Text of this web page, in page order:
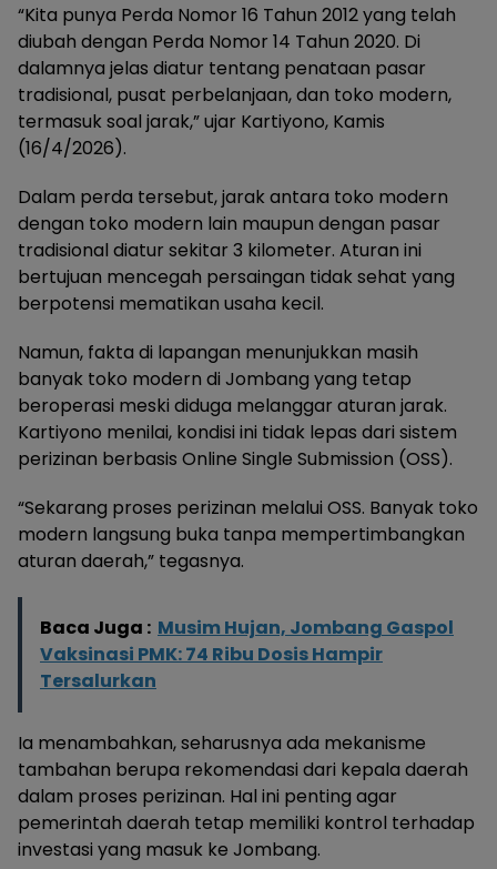
“Kita punya Perda Nomor 16 Tahun 2012 yang telah
diubah dengan Perda Nomor 14 Tahun 2020. Di
dalamnya jelas diatur tentang penataan pasar
tradisional, pusat perbelanjaan, dan toko modern,
termasuk soal jarak,” ujar Kartiyono, Kamis
(16/4/2026).
Dalam perda tersebut, jarak antara toko modern
dengan toko modern lain maupun dengan pasar
tradisional diatur sekitar 3 kilometer. Aturan ini
bertujuan mencegah persaingan tidak sehat yang
berpotensi mematikan usaha kecil.
Namun, fakta di lapangan menunjukkan masih
banyak toko modern di Jombang yang tetap
beroperasi meski diduga melanggar aturan jarak.
Kartiyono menilai, kondisi ini tidak lepas dari sistem
perizinan berbasis Online Single Submission (OSS).
“Sekarang proses perizinan melalui OSS. Banyak toko
modern langsung buka tanpa mempertimbangkan
aturan daerah,” tegasnya.
Baca Juga : Musim Hujan, Jombang Gaspol
Vaksinasi PMK: 74 Ribu Dosis Hampir
Tersalurkan
Ia menambahkan, seharusnya ada mekanisme
tambahan berupa rekomendasi dari kepala daerah
dalam proses perizinan. Hal ini penting agar
pemerintah daerah tetap memiliki kontrol terhadap
investasi yang masuk ke Jombang.